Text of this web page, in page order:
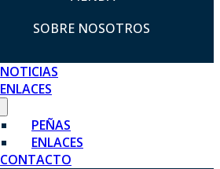
SOBRE NOSOTROS
NOTICIAS
ENLACES
PEÑAS
ENLACES
CONTACTO